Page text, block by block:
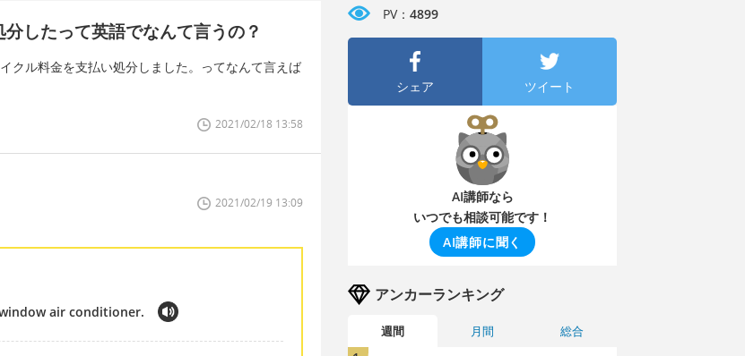
したって英語でなんて言うの？
クル料金を支払い処分しました。ってなんて言えば
2021/02/18 13:58
2021/02/19 13:09
air conditioner.
PV： 4899
シェア ツイート
AI講師なら
いつでも相談可能です！
AI講師に聞く
アンカーランキング
週間 月間 総合